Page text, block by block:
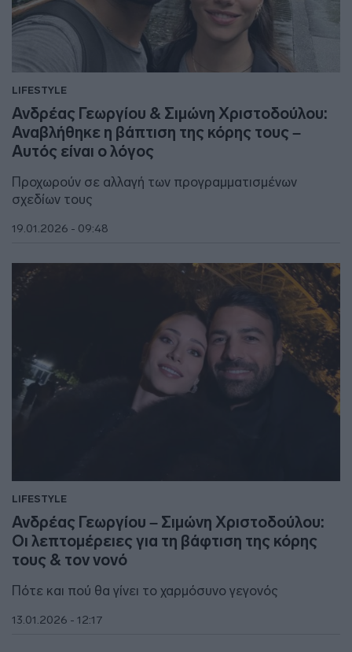
LIFESTYLE
Ανδρέας Γεωργίου & Σιμώνη Χριστοδούλου:
Αναβλήθηκε η βάπτιση της κόρης τους –
Αυτός είναι ο λόγος
Προχωρούν σε αλλαγή των προγραμματισμένων
σχεδίων τους
19.01.2026 - 09:48
LIFESTYLE
Ανδρέας Γεωργίου – Σιμώνη Χριστοδούλου:
Οι λεπτομέρειες για τη βάφτιση της κόρης
τους & τον νονό
Πότε και πού θα γίνει το χαρμόσυνο γεγονός
13.01.2026 - 12:17